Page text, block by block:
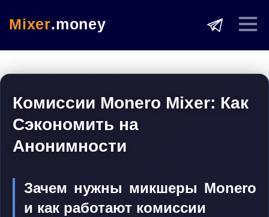
Mixer.money
Комиссии Monero Mixer: Как
Сэкономить на
Анонимности
Зачем нужны микшеры Monero
и как работают комиссии